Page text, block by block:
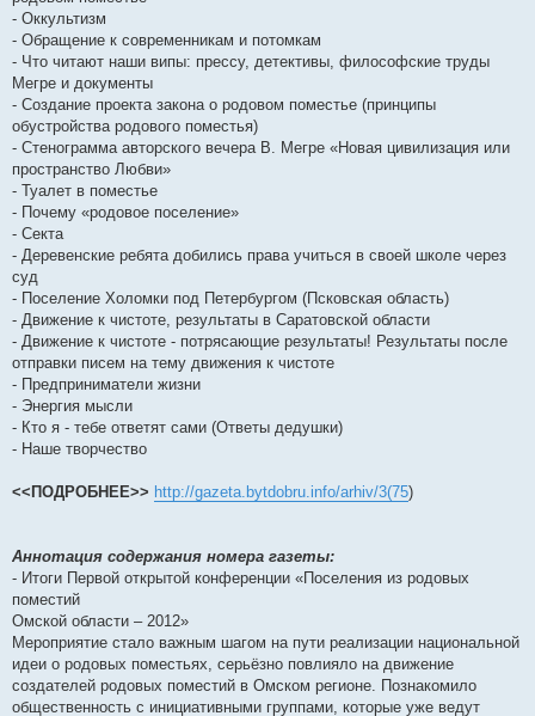
- Оккультизм
- Обращение к современникам и потомкам
- Что читают наши випы: прессу, детективы, философские труды
Мегре и документы
- Создание проекта закона о родовом поместье (принципы
обустройства родового поместья)
- Стенограмма авторского вечера В. Мегре «Новая цивилизация или
пространство Любви»
- Туалет в поместье
- Почему «родовое поселение»
- Секта
- Деревенские ребята добились права учиться в своей школе через
суд
- Поселение Холомки под Петербургом (Псковская область)
- Движение к чистоте, результаты в Саратовской области
- Движение к чистоте - потрясающие результаты! Результаты после
отправки писем на тему движения к чистоте
- Предприниматели жизни
- Энергия мысли
- Кто я - тебе ответят сами (Ответы дедушки)
- Наше творчество
<<ПОДРОБНЕЕ>> http://gazeta.bytdobru.info/arhiv/3(75)
Аннотация содержания номера газеты:
- Итоги Первой открытой конференции «Поселения из родовых
поместий
Омской области – 2012»
Мероприятие стало важным шагом на пути реализации национальной
идеи о родовых поместьях, серьёзно повлияло на движение
создателей родовых поместий в Омском регионе. Познакомило
общественность с инициативными группами, которые уже ведут